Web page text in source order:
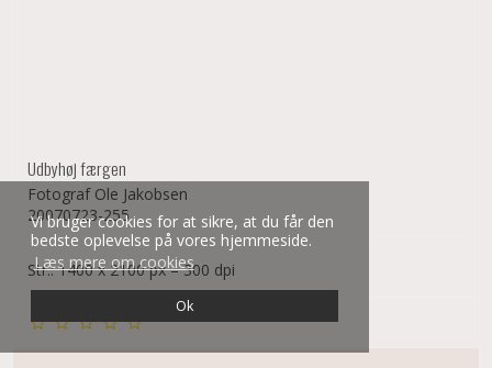
Vi bruger cookies for at sikre, at du får den
bedste oplevelse på vores hjemmeside.
Læs mere om cookies
Ok
Udbyhøj færgen
Fotograf Ole Jakobsen
20070723-255
Str.: 1400 x 2100 px – 300 dpi